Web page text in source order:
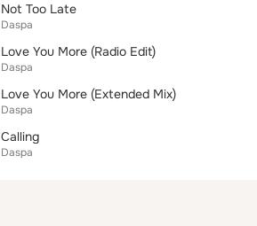
Not Too Late
Daspa
Love You More (Radio Edit)
Daspa
Love You More (Extended Mix)
Daspa
Calling
Daspa